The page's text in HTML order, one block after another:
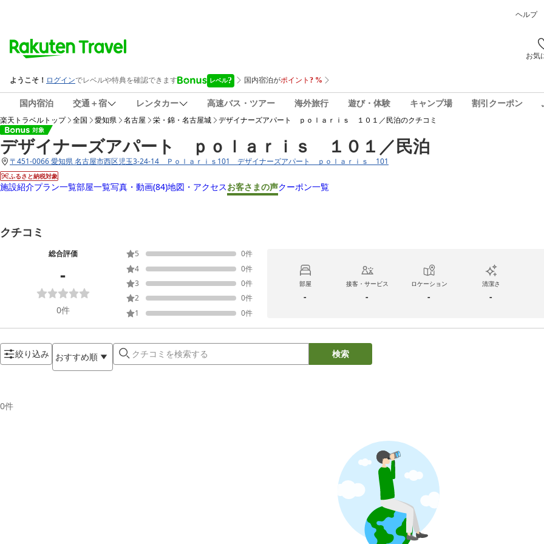
ヘルプ
お気
国内宿泊 交通＋宿 レンタカー 高速バス・ツアー 海外旅行 遊び・体験 キャンプ場 割引クーポン
楽天トラベルトップ 全国 愛知県 名古屋 栄・錦・名古屋城 デザイナーズアパート ｐｏｌａｒｉｓ １０１／民泊のクチコミ
デザイナーズアパート ｐｏｌａｒｉｓ １０１／民泊
〒451-0066 愛知県 名古屋市西区児玉3-24-14 Ｐｏｌａｒｉｓ101 デザイナーズアパート ｐｏｌａｒｉｓ 101
ふるさと納税対象
施設紹介プラン一覧部屋一覧写真・動画(84)地図・アクセスお客さまの声クーポン一覧
クチコミ
総合評価
-
0件
5 0件
4
0件
3
0件
2
0件
1
0件
部屋
-
接客・サービス
-
ロケーション
-
清潔さ
-
絞り込み おすすめ順 検索
0件